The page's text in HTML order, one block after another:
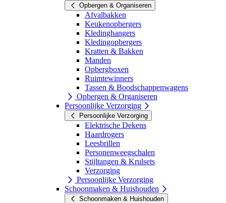
Opbergen & Organiseren
Afvalbakken
Keukenopbergers
Kledinghangers
Kledingopbergers
Kratten & Bakken
Manden
Opbergboxen
Ruimtewinners
Tassen & Boodschappenwagens
Opbergen & Organiseren
Persoonlijke Verzorging
Persoonlijke Verzorging
Elektrische Dekens
Haardrogers
Leesbrillen
Personenweegschalen
Stijltangen & Krulsets
Verzorging
Persoonlijke Verzorging
Schoonmaken & Huishouden
Schoonmaken & Huishouden